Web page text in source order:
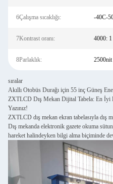
6Çalışma sıcaklığı: -40C-
7Kontrast oranı: 4000: 1
8Parlaklık: 2500nit
sıralar
Akıllı Otobüs Durağı için 55 inç Güneş
ZXTLCD Dış Mekan Dijital Tabela: En İyi
Yazınız!
ZXTLCD dış mekan ekran tabelasıyla dış
Dış mekanda elektronik gazete okuma
hareket halindeyken bilgi alma biçiminde